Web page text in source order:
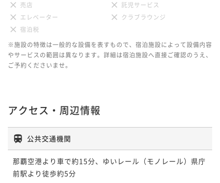
売店
託児サービス
エレベーター
クラブラウンジ
宿泊税
※施設の特徴は一般的な設備を表すもので、宿泊施設によって設備内容
やサービスの範囲は異なります。詳細は宿泊施設へ直接ご確認のうえ、
ご予約くださいませ。
アクセス・周辺情報
公共交通機関
那覇空港より車で約15分、ゆいレール（モノレール）県庁
前駅より徒歩約5分